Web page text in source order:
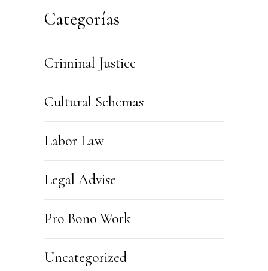
Categorías
Criminal Justice
Cultural Schemas
Labor Law
Legal Advise
Pro Bono Work
Uncategorized